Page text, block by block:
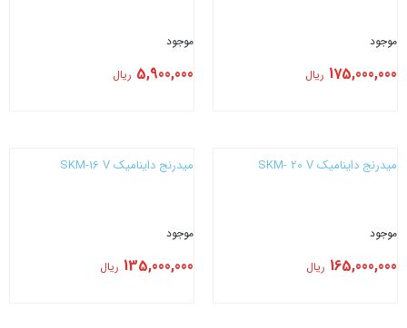
موجود
175,000,000 ریال
موجود
5,900,000 ریال
میدرنج داینامیک SKM- 20 V
موجود
165,000,000 ریال
میدرنج داینامیک SKM-16 V
موجود
135,000,000 ریال